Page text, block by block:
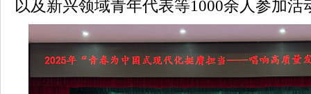
以及新兴领域青年代表等1000余人参加活